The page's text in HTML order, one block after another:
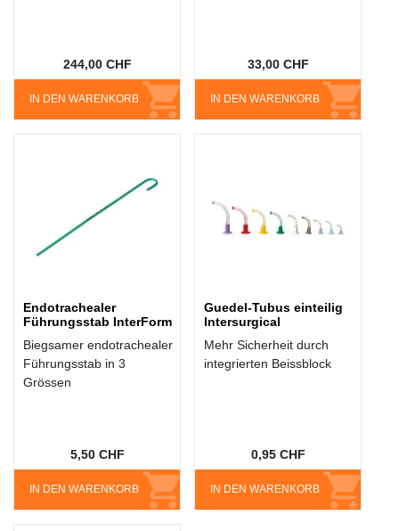
IN DEN WARENKORB
244,00 CHF
IN DEN WARENKORB
33,00 CHF
Endotrachealer
Führungsstab InterForm
Biegsamer endotrachealer
Führungsstab in 3
Grössen
IN DEN WARENKORB
5,50 CHF
Guedel-Tubus einteilig
Intersurgical
Mehr Sicherheit durch
integrierten Beissblock
IN DEN WARENKORB
0,95 CHF